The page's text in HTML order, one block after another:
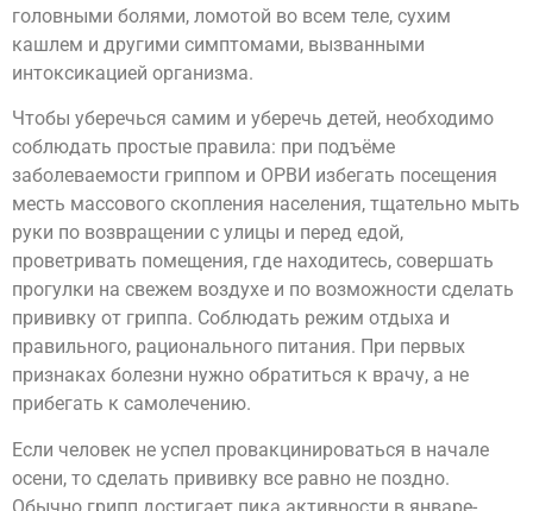
головными болями, ломотой во всем теле, сухим
кашлем и другими симптомами, вызванными
интоксикацией организма.
Чтобы уберечься самим и уберечь детей, необходимо
соблюдать простые правила: при подъёме
заболеваемости гриппом и ОРВИ избегать посещения
месть массового скопления населения, тщательно мыть
руки по возвращении с улицы и перед едой,
проветривать помещения, где находитесь, совершать
прогулки на свежем воздухе и по возможности сделать
прививку от гриппа. Соблюдать режим отдыха и
правильного, рационального питания. При первых
признаках болезни нужно обратиться к врачу, а не
прибегать к самолечению.
Если человек не успел провакцинироваться в начале
осени, то сделать прививку все равно не поздно.